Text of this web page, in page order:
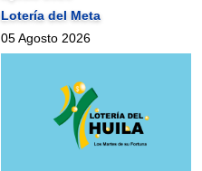
Lotería del Meta
05 Agosto 2026